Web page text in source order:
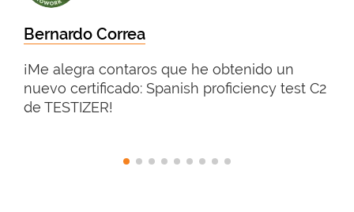
Bernardo Correa
¡Me alegra contaros que he obtenido un
nuevo certificado: Spanish proficiency test C2
de TESTIZER!